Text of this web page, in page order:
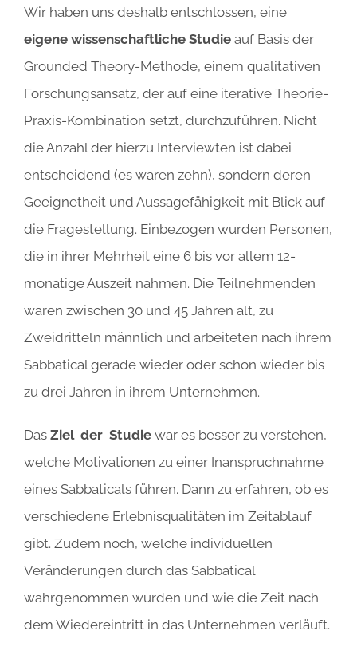
Wir haben uns deshalb entschlossen, eine
eigene wissenschaftliche Studie auf Basis der
Grounded Theory-Methode, einem qualitativen
Forschungsansatz, der auf eine iterative Theorie-
Praxis-Kombination setzt, durchzuführen. Nicht
die Anzahl der hierzu Interviewten ist dabei
entscheidend (es waren zehn), sondern deren
Geeignetheit und Aussagefähigkeit mit Blick auf
die Fragestellung. Einbezogen wurden Personen,
die in ihrer Mehrheit eine 6 bis vor allem 12-
monatige Auszeit nahmen. Die Teilnehmenden
waren zwischen 30 und 45 Jahren alt, zu
Zweidritteln männlich und arbeiteten nach ihrem
Sabbatical gerade wieder oder schon wieder bis
zu drei Jahren in ihrem Unternehmen.
Das Ziel der Studie war es besser zu verstehen,
welche Motivationen zu einer Inanspruchnahme
eines Sabbaticals führen. Dann zu erfahren, ob es
verschiedene Erlebnisqualitäten im Zeitablauf
gibt. Zudem noch, welche individuellen
Veränderungen durch das Sabbatical
wahrgenommen wurden und wie die Zeit nach
dem Wiedereintritt in das Unternehmen verläuft.